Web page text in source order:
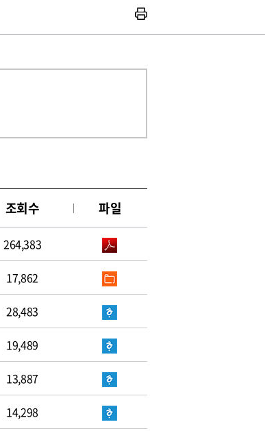
조회수 파일
264,383
17,862
28,483
19,489
13,887
14,298